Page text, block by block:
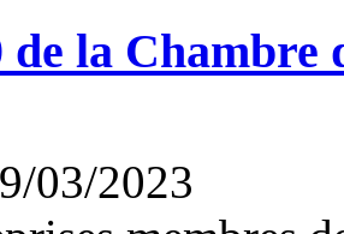
de la Chambre
03/2023